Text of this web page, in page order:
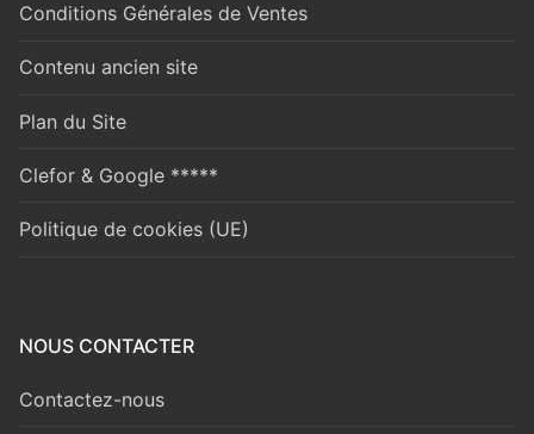
Conditions Générales de Ventes
Contenu ancien site
Plan du Site
Clefor & Google *****
Politique de cookies (UE)
NOUS CONTACTER
Contactez-nous